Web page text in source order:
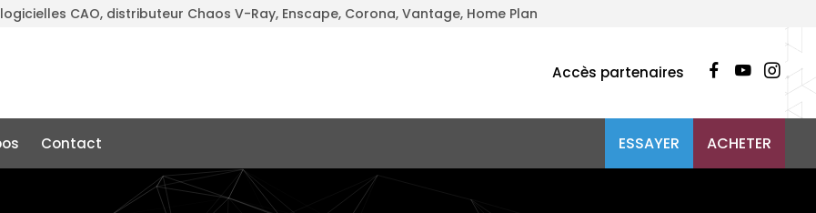
CAO, distributeur Chaos V-Ray, Enscape, Corona, Vantage, Home Plan
Accès partenaires
Contact ESSAYER ACHETER